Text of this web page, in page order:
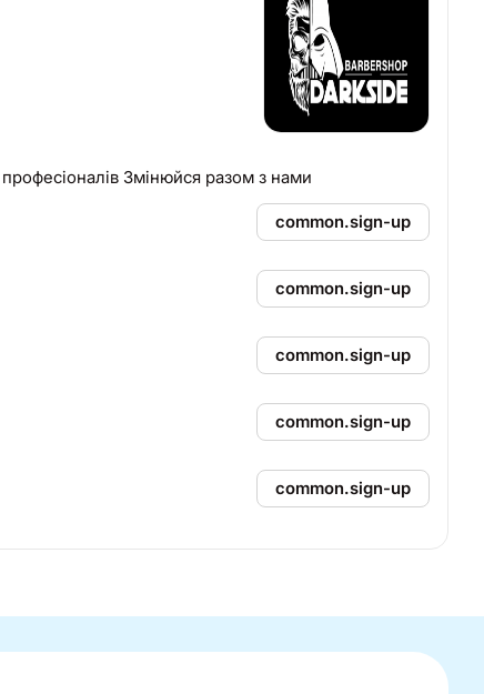
Команда професіоналів Змінюйся разом з нами
common.sign-up
common.sign-up
common.sign-up
common.sign-up
common.sign-up